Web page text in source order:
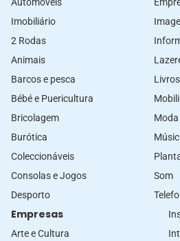
Automòveis
Imobiliário
2 Rodas
Animais
Barcos e pesca
Bébé e Puericultura
Bricolagem
Burótica
Coleccionáveis
Consolas e Jogos
Desporto
Livros
Moda
Som
Empresas
Arte e Cultura